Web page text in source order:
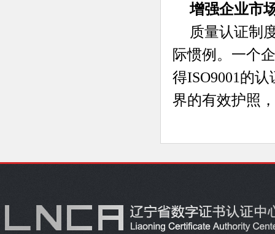
增强企业市
质量认证制
际惯例。一个
得ISO9001的
界的有效护照